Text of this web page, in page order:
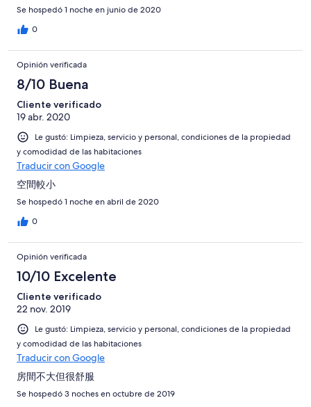
Se hospedó 1 noche en junio de 2020
0
Opinión verificada
8/10 Buena
Cliente verificado
19 abr. 2020
Le gustó: Limpieza, servicio y personal, condiciones de la propiedad
y comodidad de las habitaciones
Traducir con Google
空間較小
Se hospedó 1 noche en abril de 2020
0
Opinión verificada
10/10 Excelente
Cliente verificado
22 nov. 2019
Le gustó: Limpieza, servicio y personal, condiciones de la propiedad
y comodidad de las habitaciones
Traducir con Google
房間不大但很舒服
Se hospedó 3 noches en octubre de 2019